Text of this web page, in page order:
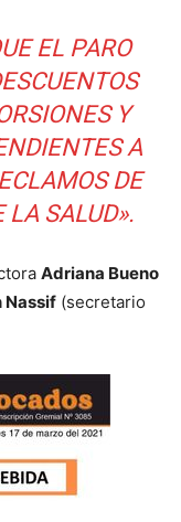
EL PARO
Y
A
DE
LA SALUD».
Adriana Bueno
Nassif (secretario